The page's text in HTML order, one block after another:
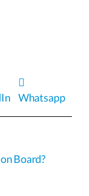
Whatsapp
Board?